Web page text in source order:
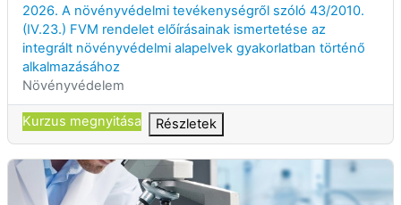
Kurzuscím
2026. A növényvédelmi tevékenységről szóló 43/2010.
(IV.23.) FVM rendelet előírásainak ismertetése az
integrált növényvédelmi alapelvek gyakorlatban történő
alkalmazásához
Kurzuskategória
Növényvédelem
Kurzus megnyitása Részletek
2026. 66/2010. (V.12.) FVM rendelet a növényi és állati